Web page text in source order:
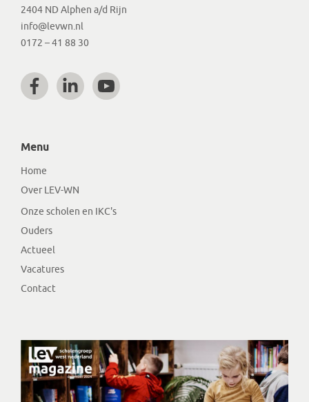
2404 ND Alphen a/d Rijn
info@levwn.nl
0172 – 41 88 30
Menu
Home
Over LEV-WN
Onze scholen en IKC's
Ouders
Actueel
Vacatures
Contact